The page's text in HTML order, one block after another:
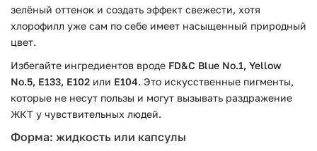
зелёный оттенок и создать эффект свежести, хотя
хлорофилл уже сам по себе имеет насыщенный природный
цвет.
Избегайте ингредиентов вроде FD&C Blue No.1, Yellow
No.5, E133, E102 или E104. Это искусственные пигменты,
которые не несут пользы и могут вызывать раздражение
ЖКТ у чувствительных людей.
Форма: жидкость или капсулы